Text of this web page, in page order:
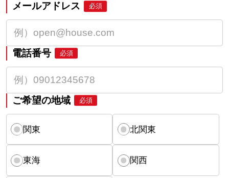
メールアドレス 必須
電話番号 必須
ご希望の地域 必須
関東 北関東
東海 関西